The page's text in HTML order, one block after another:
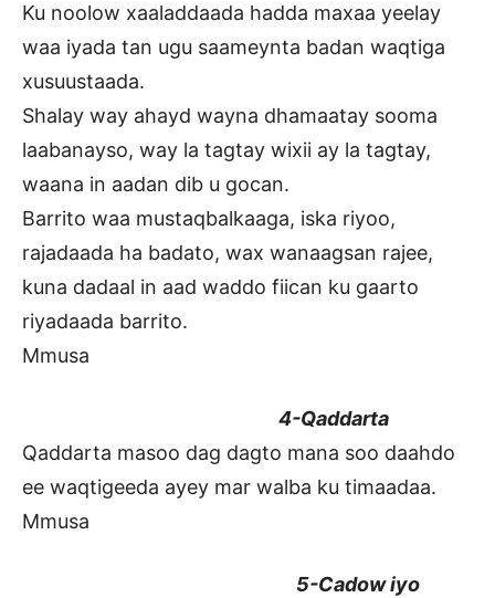
Ku noolow xaaladdaada hadda maxaa yeelay
waa iyada tan ugu saameynta badan waqtiga
xusuustaada.
Shalay way ahayd wayna dhamaatay sooma
laabanayso, way la tagtay wixii ay la tagtay,
waana in aadan dib u gocan.
Barrito waa mustaqbalkaaga, iska riyoo,
rajadaada ha badato, wax wanaagsan rajee,
kuna dadaal in aad waddo fiican ku gaarto
riyadaada barrito.
Mmusa
4-Qaddarta
Qaddarta masoo dag dagto mana soo daahdo
ee waqtigeeda ayey mar walba ku timaadaa.
Mmusa
5-Cadow iyo